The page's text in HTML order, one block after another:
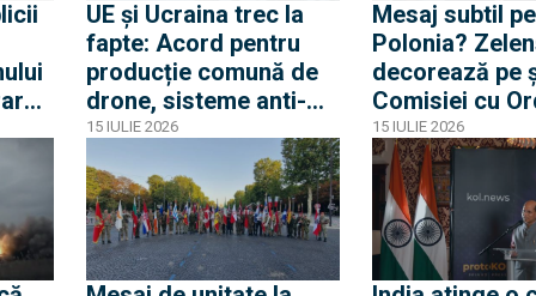
UE și Ucraina trec la
fapte: Acord pentru
producție comună de
drone, sisteme anti-
drone sau rachete
15 IULIE 2026
Mesaj subtil
Polonia?
decorează pe
Comisiei cu
Europei: ”O
recunoaștere
nimeni nu o
vreodată”
15 IULIE 2026